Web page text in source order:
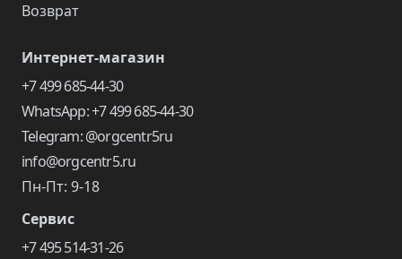
Возврат
Интернет-магазин
+7 499 685-44-30
WhatsApp: +7 499 685-44-30
Telegram: @orgcentr5ru
info@orgcentr5.ru
Пн-Пт: 9-18
Сервис
+7 495 514-31-26